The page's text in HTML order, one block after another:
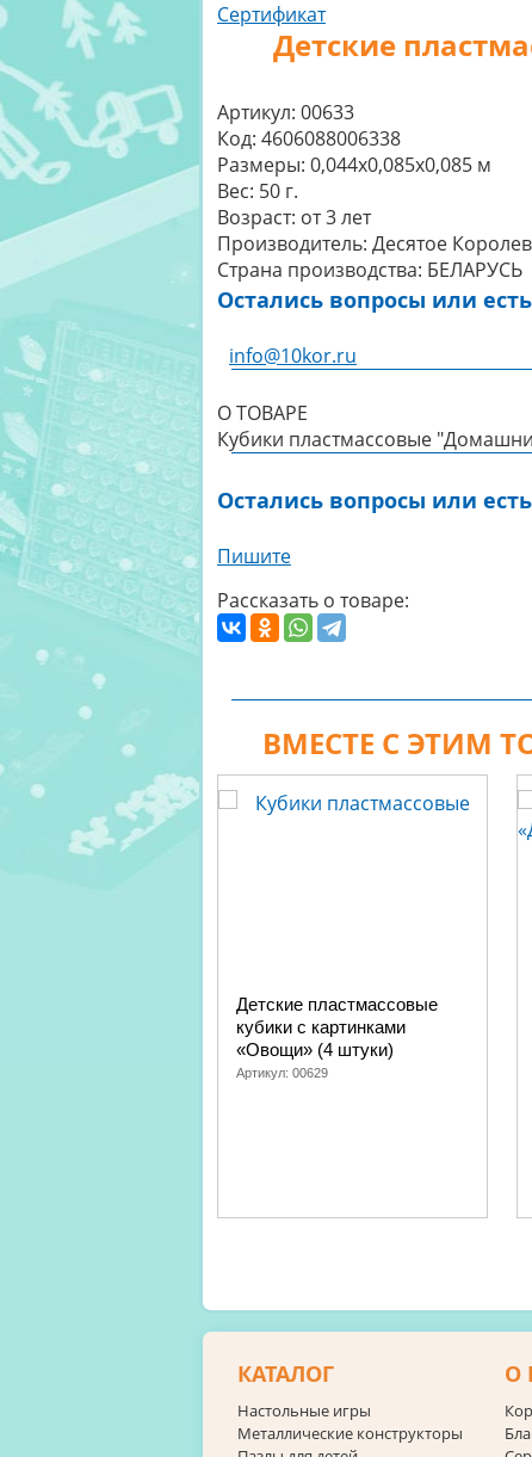
Сертификат
Детские
Артикул: 00633
Код: 4606088006338
Размеры: 0,044x0,085x0,085 м
Вес: 50 г.
Возраст: от 3 лет
Производитель: Десятое
Страна производства: БЕЛАРУСЬ
Остались вопросы или
info@10kor.ru
О ТОВАРЕ
Кубики пластмассовые
Остались вопросы или
Пишите
Рассказать о товаре:
ВМЕСТЕ С ЭТИМ
Детские пластмассовые
кубики с картинками
«Овощи» (4 штуки)
Артикул: 00629
КАТАЛОГ
Настольные игры
Металлические конструкторы
О